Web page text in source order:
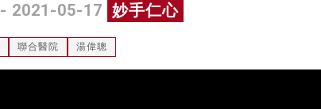
- 2021-05-17 妙手仁心
聯合醫院 湯偉聰